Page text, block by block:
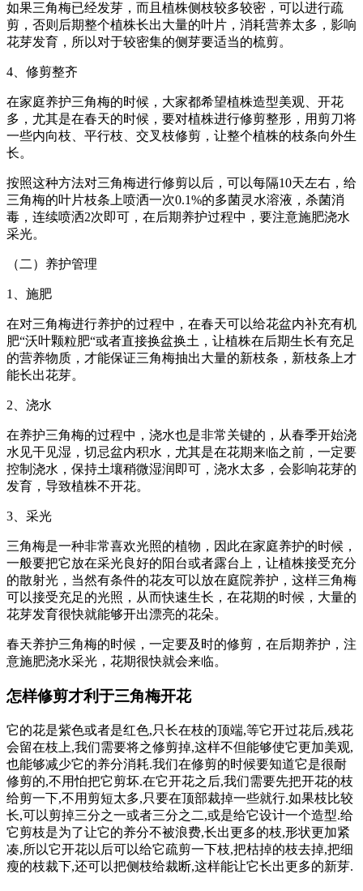
如果三角梅已经发芽，而且植株侧枝较多较密，可以进行疏
剪，否则后期整个植株长出大量的叶片，消耗营养太多，影响
花芽发育，所以对于较密集的侧芽要适当的梳剪。
4、修剪整齐
在家庭养护三角梅的时候，大家都希望植株造型美观、开花
多，尤其是在春天的时候，要对植株进行修剪整形，用剪刀将
一些内向枝、平行枝、交叉枝修剪，让整个植株的枝条向外生
长。
按照这种方法对三角梅进行修剪以后，可以每隔10天左右，给
三角梅的叶片枝条上喷洒一次0.1%的多菌灵水溶液，杀菌消
毒，连续喷洒2次即可，在后期养护过程中，要注意施肥浇水
采光。
（二）养护管理
1、施肥
在对三角梅进行养护的过程中，在春天可以给花盆内补充有机
肥“沃叶颗粒肥“或者直接换盆换土，让植株在后期生长有充足
的营养物质，才能保证三角梅抽出大量的新枝条，新枝条上才
能长出花芽。
2、浇水
在养护三角梅的过程中，浇水也是非常关键的，从春季开始浇
水见干见湿，切忌盆内积水，尤其是在花期来临之前，一定要
控制浇水，保持土壤稍微湿润即可，浇水太多，会影响花芽的
发育，导致植株不开花。
3、采光
三角梅是一种非常喜欢光照的植物，因此在家庭养护的时候，
一般要把它放在采光良好的阳台或者露台上，让植株接受充分
的散射光，当然有条件的花友可以放在庭院养护，这样三角梅
可以接受充足的光照，从而快速生长，在花期的时候，大量的
花芽发育很快就能够开出漂亮的花朵。
春天养护三角梅的时候，一定要及时的修剪，在后期养护，注
意施肥浇水采光，花期很快就会来临。
怎样修剪才利于三角梅开花
它的花是紫色或者是红色,只长在枝的顶端,等它开过花后,残花
会留在枝上,我们需要将之修剪掉,这样不但能够使它更加美观,
也能够减少它的养分消耗.我们在修剪的时候要知道它是很耐
修剪的,不用怕把它剪坏.在它开花之后,我们需要先把开花的枝
给剪一下,不用剪短太多,只要在顶部裁掉一些就行.如果枝比较
长,可以剪掉三分之一或者三分之二,或是给它设计一个造型.给
它剪枝是为了让它的养分不被浪费,长出更多的枝,形状更加紧
凑,所以它开花以后可以给它疏剪一下枝,把枯掉的枝去掉,把细
瘦的枝裁下,还可以把侧枝给裁断,这样能让它长出更多的新芽.